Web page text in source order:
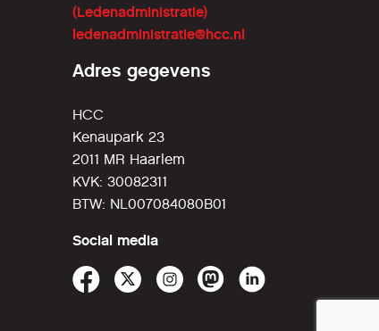
(Ledenadministratie)
ledenadministratie@hcc.nl
Adres gegevens
HCC
Kenaupark 23
2011 MR Haarlem
KVK: 30082311
BTW: NL007084080B01
Social media